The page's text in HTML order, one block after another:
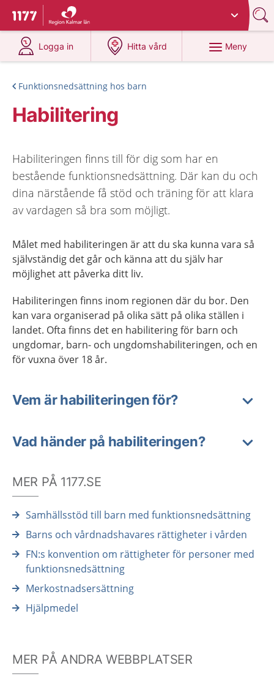
Till startsidan för 1177
Du har valt region
Logga in
på 1177.se
Hitta vård
på 1177.se
Meny
Funktionsnedsättning hos barn
Habilitering
Habiliteringen finns till för dig som har en
bestående funktionsnedsättning. Där kan du och
dina närstående få stöd och träning för att klara
av vardagen så bra som möjligt.
Målet med habiliteringen är att du ska kunna vara så
självständig det går och känna att du själv har
möjlighet att påverka ditt liv.
Habiliteringen finns inom regionen där du bor. Den
kan vara organiserad på olika sätt på olika ställen i
landet. Ofta finns det en habilitering för barn och
ungdomar, barn- och ungdomshabiliteringen, och en
för vuxna över 18 år.
Vem är habiliteringen för?
Vad händer på habiliteringen?
MER PÅ 1177.SE
Samhällsstöd till barn med funktionsnedsättning
Barns och vårdnadshavares rättigheter i vården
FN:s konvention om rättigheter för personer med
funktionsnedsättning
Merkostnadsersättning
Hjälpmedel
MER PÅ ANDRA WEBBPLATSER